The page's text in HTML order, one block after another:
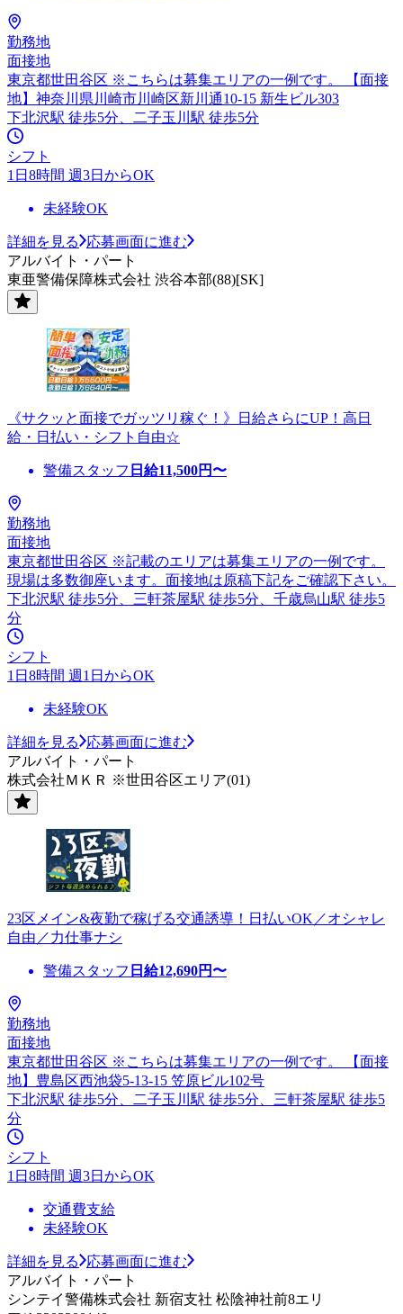
勤務地
面接地
東京都世田谷区 ※こちらは募集エリアの一例です。 【面接
地】神奈川県川崎市川崎区新川通10-15 新生ビル303
下北沢駅 徒歩5分、二子玉川駅 徒歩5分
シフト
1日8時間 週3日からOK
未経験OK
詳細を見る
応募画面に進む
アルバイト・パート
東亜警備保障株式会社 渋谷本部(88)[SK]
《サクッと面接でガッツリ稼ぐ！》日給さらにUP！高日
給・日払い・シフト自由☆
警備スタッフ 日給11,500円〜
勤務地
面接地
東京都世田谷区 ※記載のエリアは募集エリアの一例です。
現場は多数御座います。面接地は原稿下記をご確認下さい。
下北沢駅 徒歩5分、三軒茶屋駅 徒歩5分、千歳烏山駅 徒歩5
分
シフト
1日8時間 週1日からOK
未経験OK
詳細を見る
応募画面に進む
アルバイト・パート
株式会社ＭＫＲ ※世田谷区エリア(01)
23区メイン&夜勤で稼げる交通誘導！日払いOK／オシャレ
自由／力仕事ナシ
警備スタッフ 日給12,690円〜
勤務地
面接地
東京都世田谷区 ※こちらは募集エリアの一例です。 【面接
地】豊島区西池袋5-13-15 笠原ビル102号
下北沢駅 徒歩5分、二子玉川駅 徒歩5分、三軒茶屋駅 徒歩5
分
シフト
1日8時間 週3日からOK
交通費支給
未経験OK
詳細を見る
応募画面に進む
アルバイト・パート
シンテイ警備株式会社 新宿支社 松陰神社前8エリ